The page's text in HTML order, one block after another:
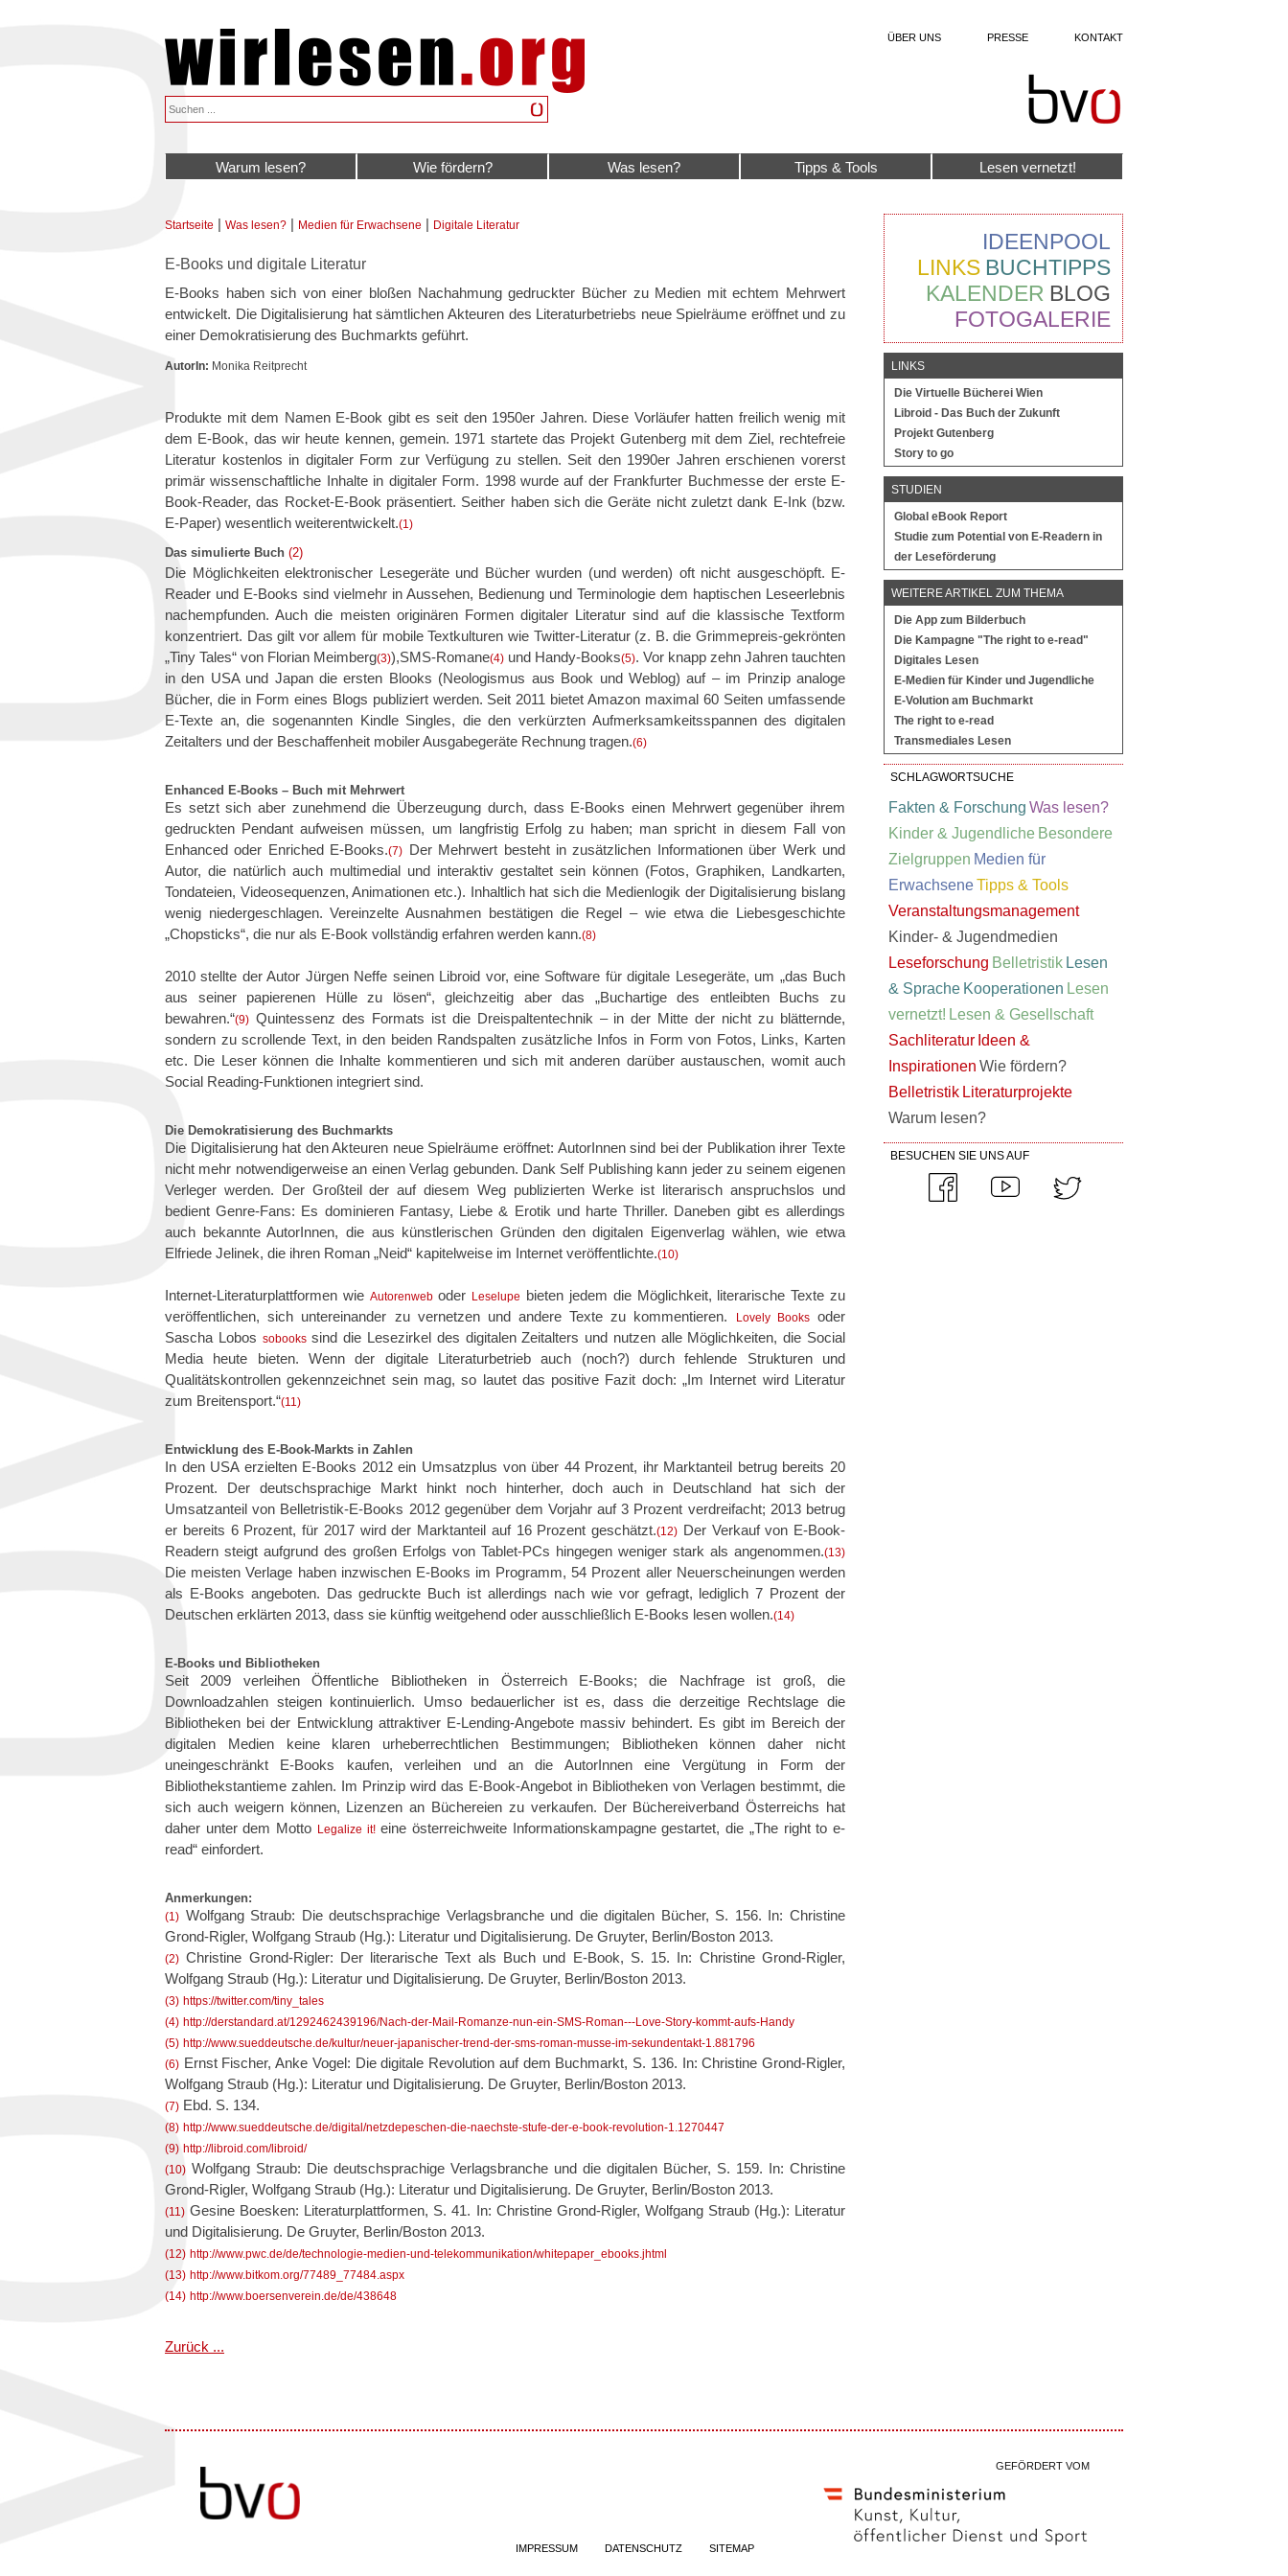
ÜBER UNS PRESSE KONTAKT
Warum lesen? Wie fördern? Was lesen? Tipps & Tools Lesen vernetzt!
Sie sind hier
Startseite | Was lesen? | Medien für Erwachsene | Digitale Literatur
E-Books und digitale Literatur
E-Books haben sich von einer bloßen Nachahmung gedruckter Bücher zu Medien mit echtem Mehrwert
entwickelt. Die Digitalisierung hat sämtlichen Akteuren des Literaturbetriebs neue Spielräume eröffnet und zu
einer Demokratisierung des Buchmarkts geführt.
AutorIn: Monika Reitprecht
Produkte mit dem Namen E-Book gibt es seit den 1950er Jahren. Diese Vorläufer hatten freilich wenig mit
dem E-Book, das wir heute kennen, gemein. 1971 startete das Projekt Gutenberg mit dem Ziel, rechtefreie
Literatur kostenlos in digitaler Form zur Verfügung zu stellen. Seit den 1990er Jahren erschienen vorerst
primär wissenschaftliche Inhalte in digitaler Form. 1998 wurde auf der Frankfurter Buchmesse der erste E-
Book-Reader, das Rocket-E-Book präsentiert. Seither haben sich die Geräte nicht zuletzt dank E-Ink (bzw.
E-Paper) wesentlich weiterentwickelt.(1)
Das simulierte Buch (2)
Die Möglichkeiten elektronischer Lesegeräte und Bücher wurden (und werden) oft nicht ausgeschöpft. E-
Reader und E-Books sind vielmehr in Aussehen, Bedienung und Terminologie dem haptischen Leseerlebnis
nachempfunden. Auch die meisten originären Formen digitaler Literatur sind auf die klassische Textform
konzentriert. Das gilt vor allem für mobile Textkulturen wie Twitter-Literatur (z. B. die Grimmepreis-gekrönten
„Tiny Tales“ von Florian Meimberg(3)),SMS-Romane(4) und Handy-Books(5). Vor knapp zehn Jahren tauchten
in den USA und Japan die ersten Blooks (Neologismus aus Book und Weblog) auf – im Prinzip analoge
Bücher, die in Form eines Blogs publiziert werden. Seit 2011 bietet Amazon maximal 60 Seiten umfassende
E-Texte an, die sogenannten Kindle Singles, die den verkürzten Aufmerksamkeitsspannen des digitalen
Zeitalters und der Beschaffenheit mobiler Ausgabegeräte Rechnung tragen.(6)
Enhanced E-Books – Buch mit Mehrwert
Es setzt sich aber zunehmend die Überzeugung durch, dass E-Books einen Mehrwert gegenüber ihrem
gedruckten Pendant aufweisen müssen, um langfristig Erfolg zu haben; man spricht in diesem Fall von
Enhanced oder Enriched E-Books.(7) Der Mehrwert besteht in zusätzlichen Informationen über Werk und
Autor, die natürlich auch multimedial und interaktiv gestaltet sein können (Fotos, Graphiken, Landkarten,
Tondateien, Videosequenzen, Animationen etc.). Inhaltlich hat sich die Medienlogik der Digitalisierung bislang
wenig niedergeschlagen. Vereinzelte Ausnahmen bestätigen die Regel – wie etwa die Liebesgeschichte
„Chopsticks“, die nur als E-Book vollständig erfahren werden kann.(8)
2010 stellte der Autor Jürgen Neffe seinen Libroid vor, eine Software für digitale Lesegeräte, um „das Buch
aus seiner papierenen Hülle zu lösen“, gleichzeitig aber das „Buchartige des entleibten Buchs zu
bewahren.“(9) Quintessenz des Formats ist die Dreispaltentechnik – in der Mitte der nicht zu blätternde,
sondern zu scrollende Text, in den beiden Randspalten zusätzliche Infos in Form von Fotos, Links, Karten
etc. Die Leser können die Inhalte kommentieren und sich mit anderen darüber austauschen, womit auch
Social Reading-Funktionen integriert sind.
Die Demokratisierung des Buchmarkts
Die Digitalisierung hat den Akteuren neue Spielräume eröffnet: AutorInnen sind bei der Publikation ihrer Texte
nicht mehr notwendigerweise an einen Verlag gebunden. Dank Self Publishing kann jeder zu seinem eigenen
Verleger werden. Der Großteil der auf diesem Weg publizierten Werke ist literarisch anspruchslos und
bedient Genre-Fans: Es dominieren Fantasy, Liebe & Erotik und harte Thriller. Daneben gibt es allerdings
auch bekannte AutorInnen, die aus künstlerischen Gründen den digitalen Eigenverlag wählen, wie etwa
Elfriede Jelinek, die ihren Roman „Neid“ kapitelweise im Internet veröffentlichte.(10)
Internet-Literaturplattformen wie Autorenweboder Leselupe bieten jedem die Möglichkeit, literarische Texte zu
veröffentlichen, sich untereinander zu vernetzen und andere Texte zu kommentieren.
Lovely Booksoder
Sascha Lobos sobookssind die Lesezirkel des digitalen Zeitalters und nutzen alle Möglichkeiten, die Social
Media heute bieten. Wenn der digitale Literaturbetrieb auch (noch?) durch fehlende Strukturen und
Qualitätskontrollen gekennzeichnet sein mag, so lautet das positive Fazit doch: „Im Internet wird Literatur
zum Breitensport.“(11)
Entwicklung des E-Book-Markts in Zahlen
In den USA erzielten E-Books 2012 ein Umsatzplus von über 44 Prozent, ihr Marktanteil betrug bereits 20
Prozent. Der deutschsprachige Markt hinkt noch hinterher, doch auch in Deutschland hat sich der
Umsatzanteil von Belletristik-E-Books 2012 gegenüber dem Vorjahr auf 3 Prozent verdreifacht; 2013 betrug
er bereits 6 Prozent, für 2017 wird der Marktanteil auf 16 Prozent geschätzt.(12) Der Verkauf von E-Book-
Readern steigt aufgrund des großen Erfolgs von Tablet-PCs hingegen weniger stark als angenommen.(13)
Die meisten Verlage haben inzwischen E-Books im Programm, 54 Prozent aller Neuerscheinungen werden
als E-Books angeboten. Das gedruckte Buch ist allerdings nach wie vor gefragt, lediglich 7 Prozent der
Deutschen erklärten 2013, dass sie künftig weitgehend oder ausschließlich E-Books lesen wollen.(14)
E-Books und Bibliotheken
Seit 2009 verleihen Öffentliche Bibliotheken in Österreich E-Books; die Nachfrage ist groß, die
Downloadzahlen steigen kontinuierlich. Umso bedauerlicher ist es, dass die derzeitige Rechtslage die
Bibliotheken bei der Entwicklung attraktiver E-Lending-Angebote massiv behindert. Es gibt im Bereich der
digitalen Medien keine klaren urheberrechtlichen Bestimmungen; Bibliotheken können daher nicht
uneingeschränkt E-Books kaufen, verleihen und an die AutorInnen eine Vergütung in Form der
Bibliothekstantieme zahlen. Im Prinzip wird das E-Book-Angebot in Bibliotheken von Verlagen bestimmt, die
sich auch weigern können, Lizenzen an Büchereien zu verkaufen. Der Büchereiverband Österreichs hat
daher unter dem Motto Legalize it!eine österreichweite Informationskampagne gestartet, die „The right to e-
read“ einfordert.
Anmerkungen:
(1) Wolfgang Straub: Die deutschsprachige Verlagsbranche und die digitalen Bücher, S. 156. In: Christine
Grond-Rigler, Wolfgang Straub (Hg.): Literatur und Digitalisierung. De Gruyter, Berlin/Boston 2013.
(2) Christine Grond-Rigler: Der literarische Text als Buch und E-Book, S. 15. In: Christine Grond-Rigler,
Wolfgang Straub (Hg.): Literatur und Digitalisierung. De Gruyter, Berlin/Boston 2013.
(3) https://twitter.com/tiny_tales
(4) http://derstandard.at/1292462439196/Nach-der-Mail-Romanze-nun-ein-SMS-Roman---Love-Story-kommt-aufs-Handy
(5) http://www.sueddeutsche.de/kultur/neuer-japanischer-trend-der-sms-roman-musse-im-sekundentakt-1.881796
(6) Ernst Fischer, Anke Vogel: Die digitale Revolution auf dem Buchmarkt, S. 136. In: Christine Grond-Rigler,
Wolfgang Straub (Hg.): Literatur und Digitalisierung. De Gruyter, Berlin/Boston 2013.
(7) Ebd. S. 134.
(8) http://www.sueddeutsche.de/digital/netzdepeschen-die-naechste-stufe-der-e-book-revolution-1.1270447
(9) http://libroid.com/libroid/
(10) Wolfgang Straub: Die deutschsprachige Verlagsbranche und die digitalen Bücher, S. 159. In: Christine
Grond-Rigler, Wolfgang Straub (Hg.): Literatur und Digitalisierung. De Gruyter, Berlin/Boston 2013.
(11) Gesine Boesken: Literaturplattformen, S. 41. In: Christine Grond-Rigler, Wolfgang Straub (Hg.): Literatur
und Digitalisierung. De Gruyter, Berlin/Boston 2013.
(12) http://www.pwc.de/de/technologie-medien-und-telekommunikation/whitepaper_ebooks.jhtml
(13) http://www.bitkom.org/77489_77484.aspx
(14) http://www.boersenverein.de/de/438648
Zurück ...
IDEENPOOL
BUCHTIPPS
LINKS
BLOG
KALENDER
FOTOGALERIE
LINKS
Die Virtuelle Bücherei Wien
Libroid - Das Buch der Zukunft
Projekt Gutenberg
Story to go
STUDIEN
Global eBook Report
Studie zum Potential von E-Readern in
der Leseförderung
WEITERE ARTIKEL ZUM THEMA
Die App zum Bilderbuch
Die Kampagne "The right to e-read"
Digitales Lesen
E-Medien für Kinder und Jugendliche
E-Volution am Buchmarkt
The right to e-read
Transmediales Lesen
SCHLAGWORTSUCHE
Fakten & Forschung Was lesen?
Kinder & Jugendliche Besondere
Zielgruppen Medien für
ErwachseneTipps & Tools
Veranstaltungsmanagement
Kinder- & Jugendmedien
Leseforschung Belletristik Lesen
& Sprache Kooperationen Lesen
vernetzt! Lesen & Gesellschaft
Sachliteratur Ideen &
Inspirationen Wie fördern?
Belletristik Literaturprojekte
Warum lesen?
BESUCHEN SIE UNS AUF
IMPRESSUM DATENSCHUTZ SITEMAP
GEFÖRDERT VOM